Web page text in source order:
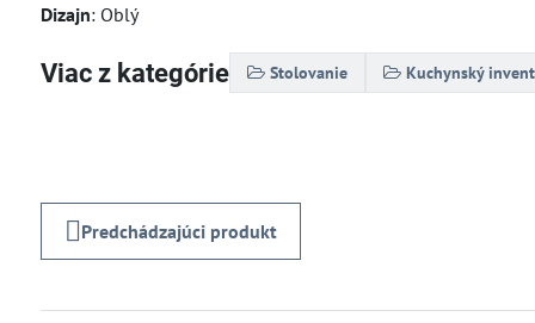
Dizajn: Oblý
Viac z kategórie Stolovanie Kuchynský
Predchádzajúci produkt